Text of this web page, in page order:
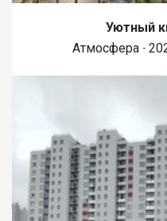
Уютный
Атмосфера ∙